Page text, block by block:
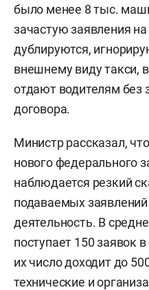
было менее 8 тыс.
зачастую заявления
дублируются,
внешнему виду такси,
отдают водителям без
договора.
Министр рассказал,
нового федерального
наблюдается резкий
подаваемых
деятельность. В
поступает 150 заявок
их число доходит до
технические и